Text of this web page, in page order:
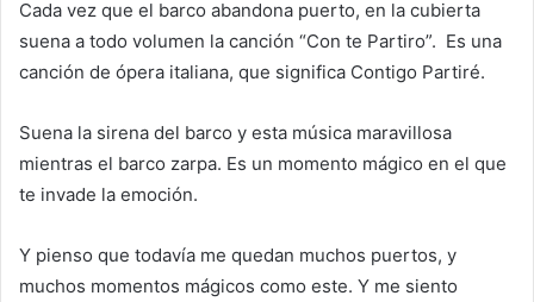
Cada vez que el barco abandona puerto, en la cubierta
suena a todo volumen la canción “Con te Partiro”. Es una
canción de ópera italiana, que significa Contigo Partiré.
Suena la sirena del barco y esta música maravillosa
mientras el barco zarpa. Es un momento mágico en el que
te invade la emoción.
Y pienso que todavía me quedan muchos puertos, y
muchos momentos mágicos como este. Y me siento